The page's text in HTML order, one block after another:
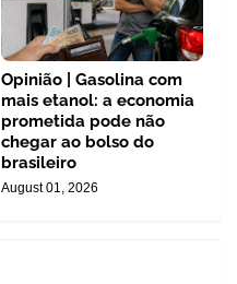
Opinião | Gasolina com
mais etanol: a economia
prometida pode não
chegar ao bolso do
brasileiro
August 01, 2026